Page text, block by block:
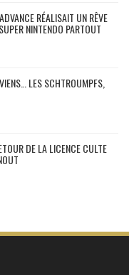
RÉALISAIT UN RÊVE
NINTENDO PARTOUT
LES SCHTROUMPFS,
DE LA LICENCE CULTE